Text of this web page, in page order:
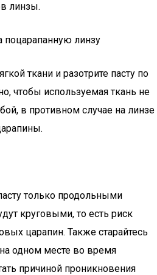
линзы.
поцарапанную линзу
ткани и разотрите пасту по
чтобы используемая ткань не
в противном случае на линзе
только продольными
круговыми, то есть риск
царапин. Также старайтесь
одном месте во время
причиной проникновения